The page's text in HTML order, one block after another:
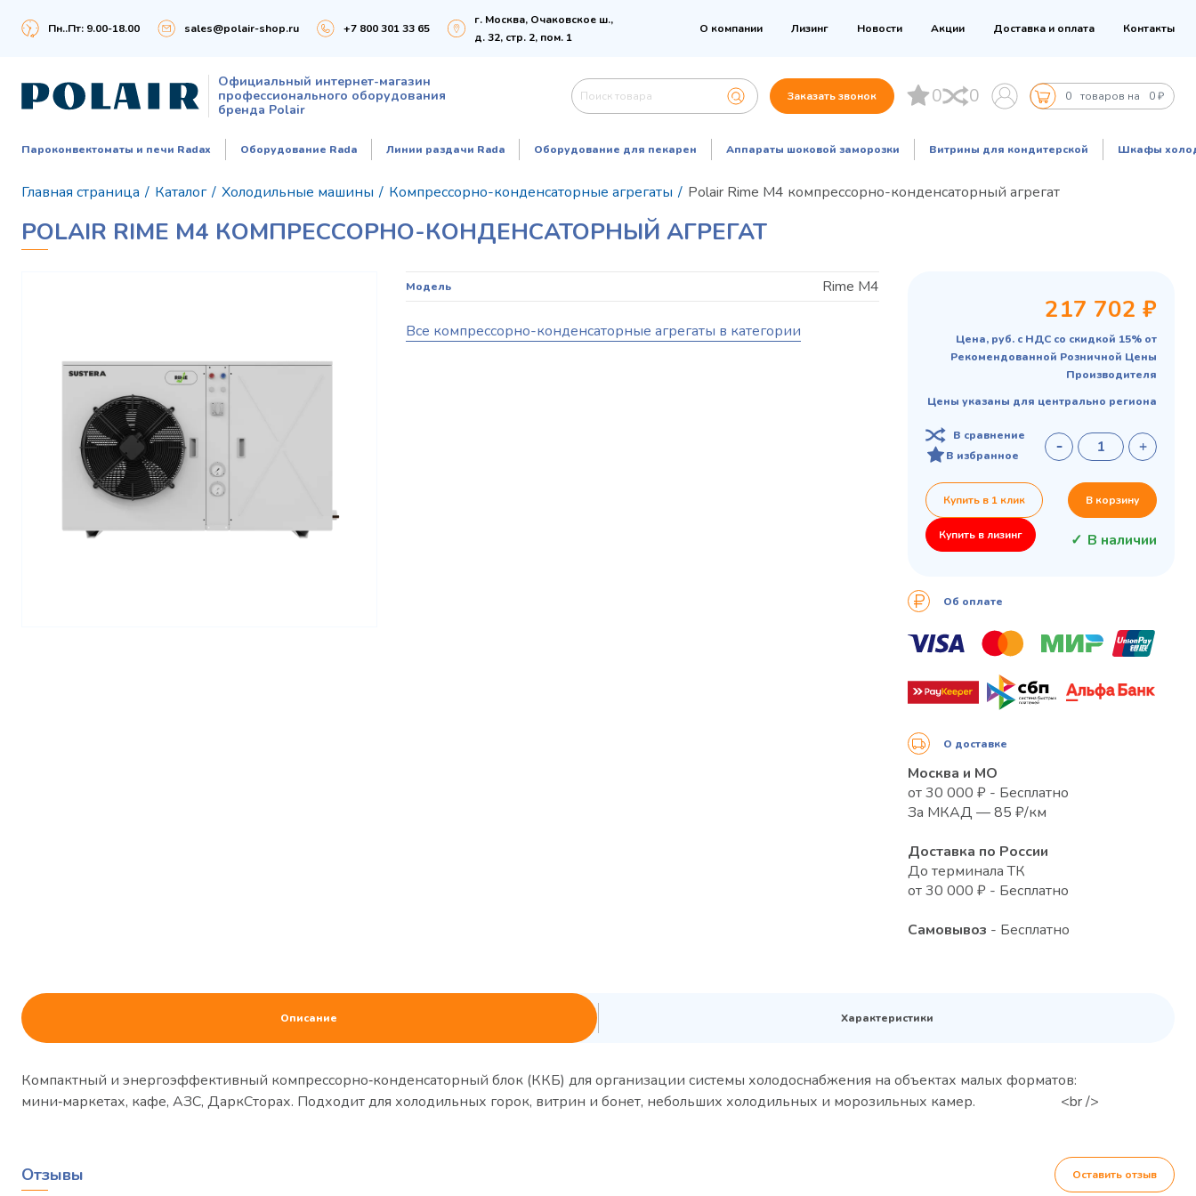
Пн..Пт: 9.00-18.00 sales@polair-shop.ru +7 800 301 33 65
г. Москва, Очаковское ш.,
д. 32, стр. 2, пом. 1
О компании Лизинг Новости Акции Доставка и оплата Контакты
Официальный интернет-магазин
профессионального оборудования
бренда Polair
Заказать звонок 0 0 0 товаров на 0 ₽
Пароконвектоматы и печи Radax Оборудование Rada Линии раздачи Rada Оборудование для пекарен Аппараты шоковой заморозки Витрины для кондитерской Шкафы
Главная страница / Каталог / Холодильные машины / Компрессорно-конденсаторные агрегаты / Polair Rime M4 компрессорно-конденсаторный агрегат
POLAIR RIME M4 КОМПРЕССОРНО-КОНДЕНСАТОРНЫЙ АГРЕГАТ
Модель Rime M4
Все компрессорно-конденсаторные агрегаты в категории
217 702 ₽
Цена, руб. с НДС со скидкой 15% от
Рекомендованной Розничной Цены
Производителя
Цены указаны для центрально региона
В сравнение
В избранное
Купить в 1 клик В корзину
Купить в лизинг В наличии
Об оплате
О доставке
Москва и МО
от 30 000 ₽ - Бесплатно
За МКАД — 85 ₽/км
Доставка по России
До терминала ТК
от 30 000 ₽ - Бесплатно
Самовывоз - Бесплатно
Описание Характеристики
Компактный и энергоэффективный компрессорно‑конденсаторный блок (ККБ) для организации системы холодоснабжения на объектах малых форматов:
мини‑маркетах, кафе, АЗС, ДаркСторах. Подходит для холодильных горок, витрин и бонет, небольших холодильных и морозильных камер. <br />
Отзывы Оставить отзыв